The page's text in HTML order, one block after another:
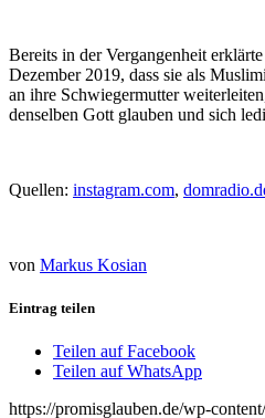
Bereits in der Vergangenheit
Dezember 2019, dass sie als
an ihre Schwiegermutter
denselben Gott glauben und sich
Quellen: instagram.com,
von Markus Kosian
Eintrag teilen
Teilen auf Facebook
Teilen auf WhatsApp
https://promisglauben.de/wp-